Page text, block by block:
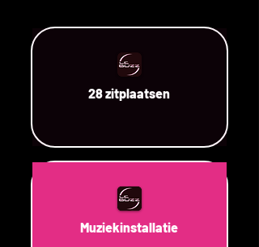
28 zitplaatsen
Muziekinstallatie